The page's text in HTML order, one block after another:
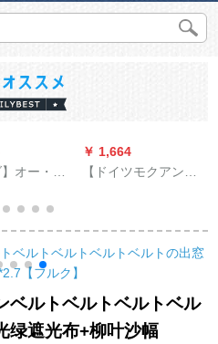
】オー・ダ
ー・ダカ
10元
￥ 1,664
【ドイツモクアン
の柔らかな紗のレ
ン】【カバケケケケ
【アフィィィ】【既
制カーディン遮光カ
ーディン】モノク
ベルトベルトベルトベル
绿遮光布+柳叶沙幅